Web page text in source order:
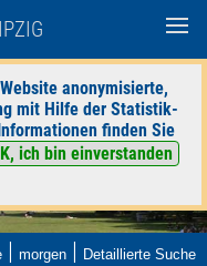
anonymisierte,
mit Hilfe der Statistik-
finden Sie
ich bin einverstanden
| morgen | Detaillierte Suche